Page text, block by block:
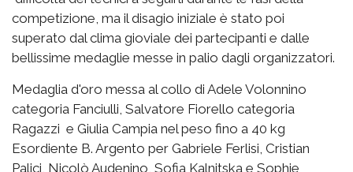
competizione, ma il disagio iniziale è stato poi
superato dal clima gioviale dei partecipanti e dalle
bellissime medaglie messe in palio dagli organizzatori.
Medaglia d'oro messa al collo di Adele Volonnino
categoria Fanciulli, Salvatore Fiorello categoria
Ragazzi e Giulia Campia nel peso fino a 40 kg
Esordiente B. Argento per Gabriele Ferlisi, Cristian
Palici, Nicolò Audenino, Sofia Kalnitska e Sophie